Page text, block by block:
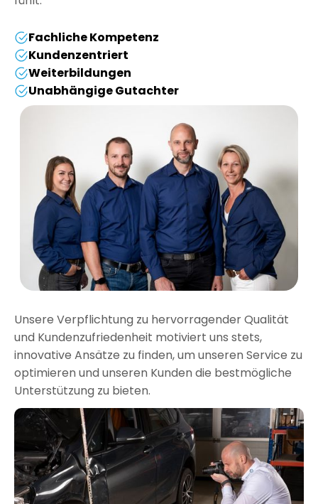
Fachliche Kompetenz
Kundenzentriert
Weiterbildungen
Unabhängige Gutachter
Unsere Verpflichtung zu hervorragender Qualität
und Kundenzufriedenheit motiviert uns stets,
innovative Ansätze zu finden, um unseren Service zu
optimieren und unseren Kunden die bestmögliche
Unterstützung zu bieten.